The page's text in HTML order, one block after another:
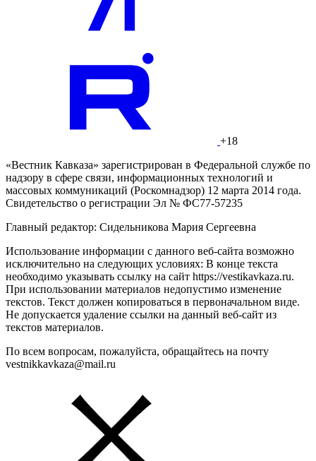
+18
«Вестник Кавказа» зарегистрирован в Федеральной службе по
надзору в сфере связи, информационных технологий и
массовых коммуникаций (Роскомнадзор) 12 марта 2014 года.
Свидетельство о регистрации Эл № ФС77-57235
Главный редактор: Сидельникова Мария Сергеевна
Использование информации с данного веб-сайта возможно
исключительно на следующих условиях: В конце текста
необходимо указывать ссылку на сайт https://vestikavkaza.ru.
При использовании материалов недопустимо изменение
текстов. Текст должен копироваться в первоначальном виде.
Не допускается удаление ссылки на данный веб-сайт из
текстов материалов.
По всем вопросам, пожалуйста, обращайтесь на почту
vestnikkavkaza@mail.ru